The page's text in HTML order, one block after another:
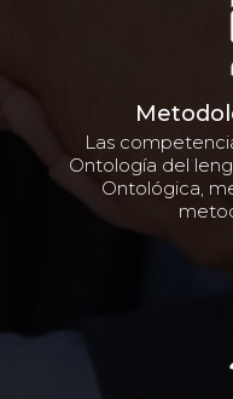
Las
Ontología del
Ontológica,